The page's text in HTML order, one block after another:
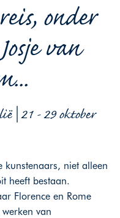
onder
van
| 21 - 29 oktober
kunstenaars, niet alleen
heeft bestaan.
Florence en Rome
van